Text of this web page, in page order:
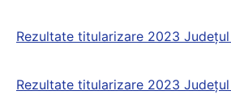
Rezultate titularizare 2023
Rezultate titularizare 2023